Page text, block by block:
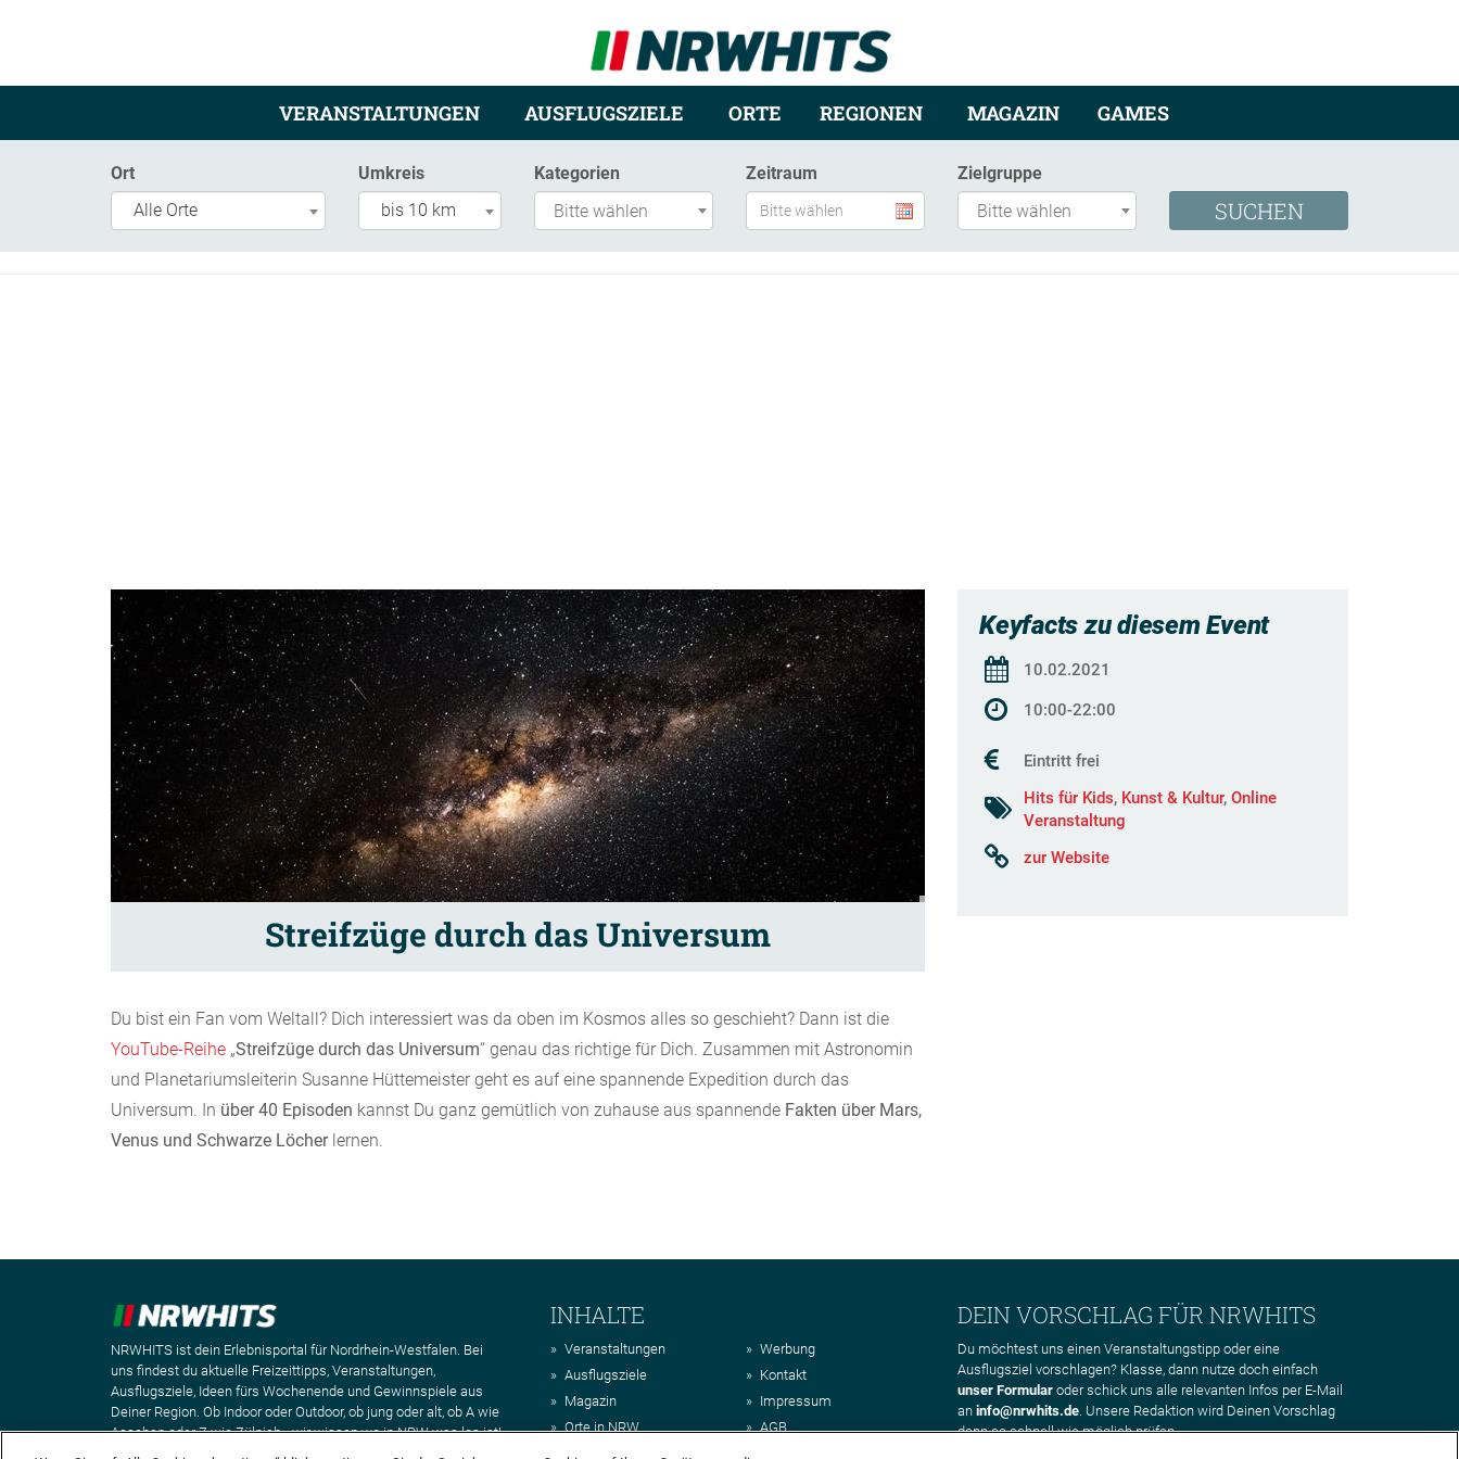
VERANSTALTUNGEN AUSFLUGSZIELE ORTE REGIONEN MAGAZIN GAMES
Ort
Alle Orte
Umkreis
bis 10 km
Kategorien Zeitraum Zielgruppe
Streifzüge durch das Universum
Du bist ein Fan vom Weltall? Dich interessiert was da oben im Kosmos alles so geschieht? Dann ist die
YouTube-Reihe „Streifzüge durch das Universum“ genau das richtige für Dich. Zusammen mit Astronomin
und Planetariumsleiterin Susanne Hüttemeister geht es auf eine spannende Expedition durch das
Universum. In über 40 Episoden kannst Du ganz gemütlich von zuhause aus spannende Fakten über Mars,
Venus und Schwarze Löcherlernen.
Keyfacts zu diesem Event
10.02.2021
10:00-22:00
Eintritt frei
Hits für Kids, Kunst & Kultur, Online
Veranstaltung
zur Website
NRWHITS ist dein Erlebnisportal für Nordrhein-Westfalen. Bei
uns findest du aktuelle Freizeittipps, Veranstaltungen,
Ausflugsziele, Ideen fürs Wochenende und Gewinnspiele aus
Deiner Region. Ob Indoor oder Outdoor, ob jung oder alt, ob A wie
Aaachen oder Z wie Zülpich - wir wissen wo in NRW was los ist!
INHALTE
Veranstaltungen
Ausflugsziele
Magazin
Orte in NRW
Regionen in NRW
Werbung
Kontakt
Impressum
AGB
DEIN VORSCHLAG FÜR NRWHITS
Du möchtest uns einen Veranstaltungstipp oder eine
Ausflugsziel vorschlagen? Klasse, dann nutze doch einfach
unser Formular oder schick uns alle relevanten Infos per E-Mail
an info@nrwhits.de. Unsere Redaktion wird Deinen Vorschlag
dann so schnell wie möglich prüfen.